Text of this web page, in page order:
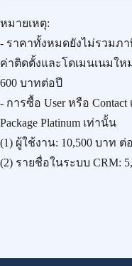
หมายเหตุ:
- ราคาทั้งหมดยังไม่รวมภา
ค่าติดตั้งและโดเมนเนมใ
600 บาทต่อปี
- การซื้อ User หรือ
Package Platinum เท่านั้น
(1) ผู้ใช้งาน: 10,500 บาท ต่
(2) รายชื่อในระบบ CRM: